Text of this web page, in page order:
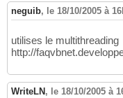
neguib, le 18/10/2005 à
utilises le multithreading
http://
WriteLN , le 18/10/2005 à